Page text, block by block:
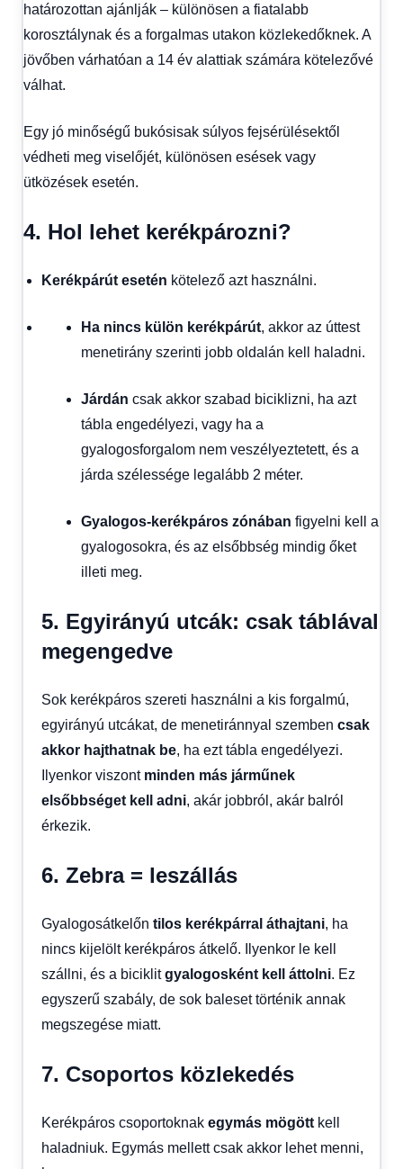
határozottan ajánlják – különösen a fiatalabb
korosztálynak és a forgalmas utakon közlekedőknek. A
jövőben várhatóan a 14 év alattiak számára kötelezővé
válhat.
Egy jó minőségű bukósisak súlyos fejsérülésektől
védheti meg viselőjét, különösen esések vagy
ütközések esetén.
4. Hol lehet kerékpározni?
Kerékpárút esetén kötelező azt használni.
Ha nincs külön kerékpárút, akkor az úttest
menetirány szerinti jobb oldalán kell haladni.
Járdán csak akkor szabad biciklizni, ha azt
tábla engedélyezi, vagy ha a
gyalogosforgalom nem veszélyeztetett, és a
járda szélessége legalább 2 méter.
Gyalogos-kerékpáros zónában figyelni kell a
gyalogosokra, és az elsőbbség mindig őket
illeti meg.
5. Egyirányú utcák: csak táblával
megengedve
Sok kerékpáros szereti használni a kis forgalmú,
egyirányú utcákat, de menetiránnyal szemben csak
akkor hajthatnak be, ha ezt tábla engedélyezi.
Ilyenkor viszont minden más járműnek
elsőbbséget kell adni, akár jobbról, akár balról
érkezik.
6. Zebra = leszállás
Gyalogosátkelőn tilos kerékpárral áthajtani, ha
nincs kijelölt kerékpáros átkelő. Ilyenkor le kell
szállni, és a biciklitgyalogosként kell áttolni. Ez
egyszerű szabály, de sok baleset történik annak
megszegése miatt.
7. Csoportos közlekedés
Kerékpáros csoportoknak egymás mögött kell
haladniuk. Egymás mellett csak akkor lehet menni,